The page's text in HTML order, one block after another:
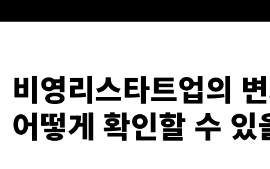
비영리스타트업의
어떻게 확인할 수